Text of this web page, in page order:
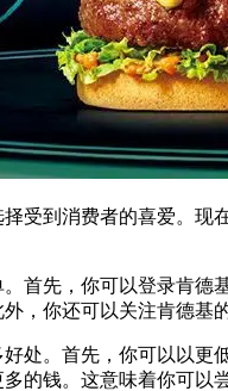
受到消费者的喜爱。
首先，你可以登录肯
，你还可以关注肯德基
处。首先，你可以以
的钱。这意味着你可以